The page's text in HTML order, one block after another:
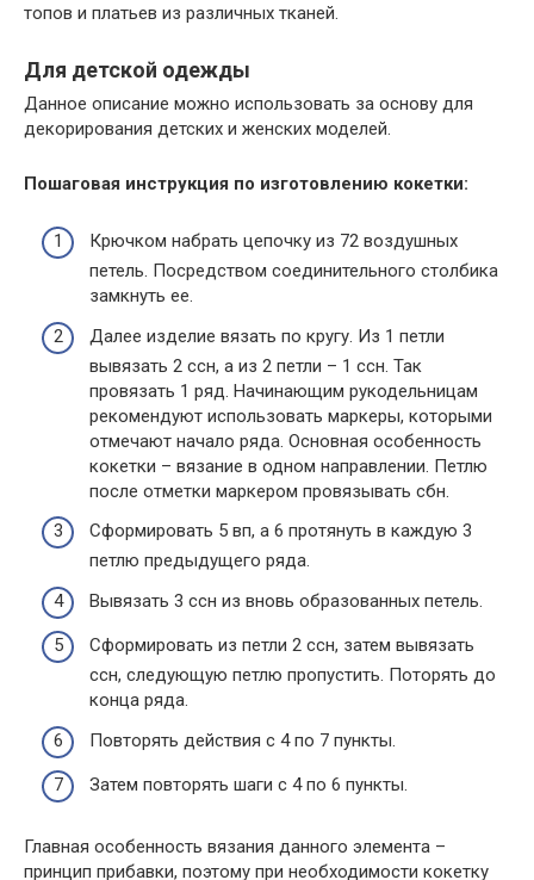
топов и платьев из различных тканей.
Для детской одежды
Данное описание можно использовать за основу для
декорирования детских и женских моделей.
Пошаговая инструкция по изготовлению кокетки:
Крючком набрать цепочку из 72 воздушных
петель. Посредством соединительного столбика
замкнуть ее.
Далее изделие вязать по кругу. Из 1 петли
вывязать 2 ссн, а из 2 петли – 1 ссн. Так
провязать 1 ряд. Начинающим рукодельницам
рекомендуют использовать маркеры, которыми
отмечают начало ряда. Основная особенность
кокетки – вязание в одном направлении. Петлю
после отметки маркером провязывать сбн.
Сформировать 5 вп, а 6 протянуть в каждую 3
петлю предыдущего ряда.
Вывязать 3 ссн из вновь образованных петель.
Сформировать из петли 2 ссн, затем вывязать
ссн, следующую петлю пропустить. Поторять до
конца ряда.
Повторять действия с 4 по 7 пункты.
Затем повторять шаги с 4 по 6 пункты.
Главная особенность вязания данного элемента –
принцип прибавки, поэтому при необходимости кокетку